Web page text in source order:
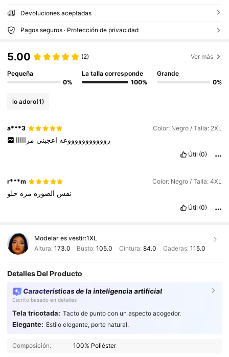
Devoluciones aceptadas
Pagos seguros · Protección de privacidad
5.00 (2) Ver más
Pequeña
0%
La talla corresponde
100%
Grande
0%
lo adoro(1)
a***3 Color: Negro / Talla: 2XL
روووووووووووعه اعجبني مرااااا
Útil (0)
r***m Color: Negro / Talla: 4XL
نفس الصوره مره حلو
Útil (0)
Modelar es vestir:1XL
Altura: 173.0 Busto:105.0 Cintura: 84.0 Caderas: 115.0
Detalles Del Producto
Características de la inteligencia artificial
Escrito basado en detalles
Tela tricotada: Tacto de punto con un aspecto acogedor.
Elegante: Estilo elegante, porte natural.
Composición: 100% Poliéster
4.85 155K Seguidores